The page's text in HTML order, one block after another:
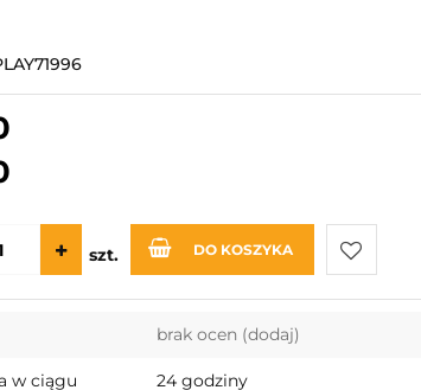
szt. DO KOSZYKA
Do
brak ocen (dodaj)
w ciągu 24 godziny